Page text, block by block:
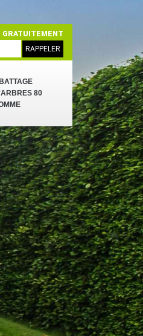
80
GRATUITEMENT